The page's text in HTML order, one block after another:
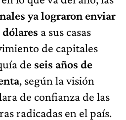
ya lograron enviar
a sus casas
de capitales
de seis años de
, según la visión
de confianza de las
radicadas en el país.